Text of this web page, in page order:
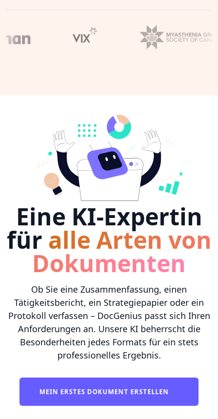
Eine KI-Expertin
für alle Arten von
Dokumenten
Ob Sie eine Zusammenfassung, einen
Tätigkeitsbericht, ein Strategiepapier oder ein
Protokoll verfassen – DocGenius passt sich Ihren
Anforderungen an. Unsere KI beherrscht die
Besonderheiten jedes Formats für ein stets
professionelles Ergebnis.
MEIN ERSTES DOKUMENT ERSTELLEN